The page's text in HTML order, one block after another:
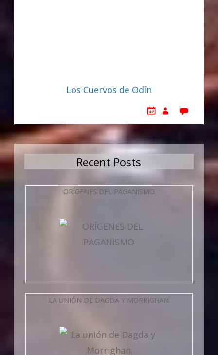
Los Cuervos de Odín
Recent Posts
ORÍGENES DEL PAGANISMO
LA UNIÓN DE DAGDA Y MORRIGHAN